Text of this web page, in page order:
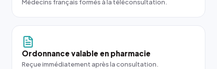
Médecins français formés à la téléconsultation.
Ordonnance valable en pharmacie
Reçue immédiatement après la consultation.